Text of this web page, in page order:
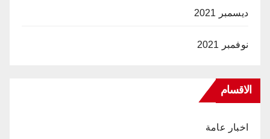
ديسمبر 2021
نوفمبر 2021
الاقسام
اخبار عامة